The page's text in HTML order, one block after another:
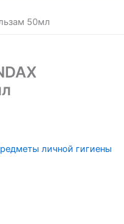
50мл
личной гигиены